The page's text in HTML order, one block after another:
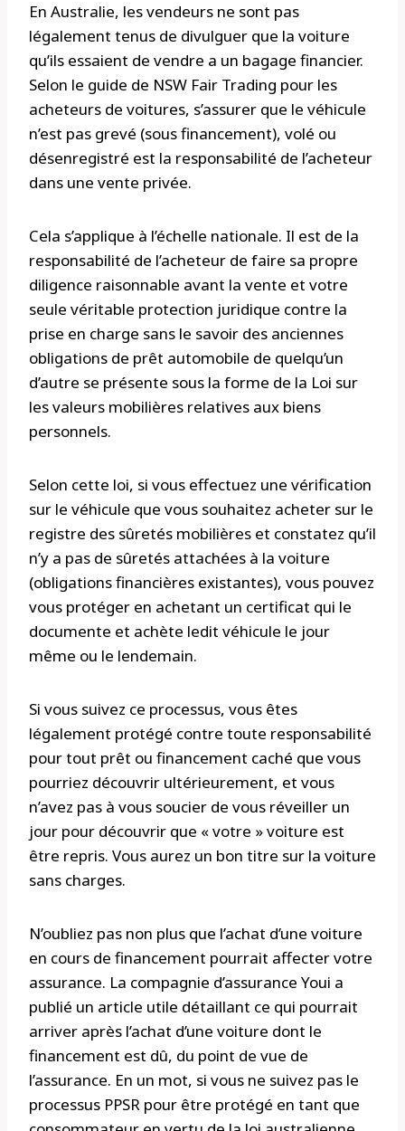
En Australie, les vendeurs ne sont pas
légalement tenus de divulguer que la voiture
qu’ils essaient de vendre a un bagage financier.
Selon le guide de NSW Fair Trading pour les
acheteurs de voitures, s’assurer que le véhicule
n’est pas grevé (sous financement), volé ou
désenregistré est la responsabilité de l’acheteur
dans une vente privée.
Cela s’applique à l’échelle nationale. Il est de la
responsabilité de l’acheteur de faire sa propre
diligence raisonnable avant la vente et votre
seule véritable protection juridique contre la
prise en charge sans le savoir des anciennes
obligations de prêt automobile de quelqu’un
d’autre se présente sous la forme de la Loi sur
les valeurs mobilières relatives aux biens
personnels.
Selon cette loi, si vous effectuez une vérification
sur le véhicule que vous souhaitez acheter sur le
registre des sûretés mobilières et constatez qu’il
n’y a pas de sûretés attachées à la voiture
(obligations financières existantes), vous pouvez
vous protéger en achetant un certificat qui le
documente et achète ledit véhicule le jour
même ou le lendemain.
Si vous suivez ce processus, vous êtes
légalement protégé contre toute responsabilité
pour tout prêt ou financement caché que vous
pourriez découvrir ultérieurement, et vous
n’avez pas à vous soucier de vous réveiller un
jour pour découvrir que « votre » voiture est
être repris. Vous aurez un bon titre sur la voiture
sans charges.
N’oubliez pas non plus que l’achat d’une voiture
en cours de financement pourrait affecter votre
assurance. La compagnie d’assurance Youi a
publié un article utile détaillant ce qui pourrait
arriver après l’achat d’une voiture dont le
financement est dû, du point de vue de
l’assurance. En un mot, si vous ne suivez pas le
processus PPSR pour être protégé en tant que